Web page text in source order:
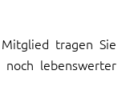
tragen Sie
noch lebenswerter